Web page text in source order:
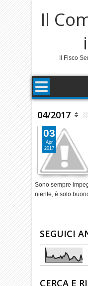
Il
Il Fisco
04/2017
Sono sempre
niente, è solo
03
Apr
2017
SEGUICI
CERCA E